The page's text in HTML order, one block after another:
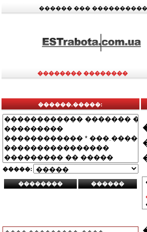
������ ���
�������� ��������
������.�����:
�����: